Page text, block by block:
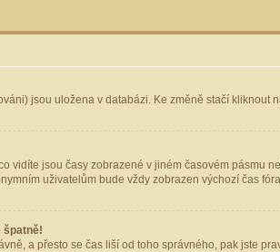
jsou uložena v databázi. Ke změně stačí kliknout
vidíte jsou časy zobrazené v jiném časovém pásmu
uživatelům bude vždy zobrazen výchozí čas
špatně!
a přesto se čas liší od toho správného, pak jste